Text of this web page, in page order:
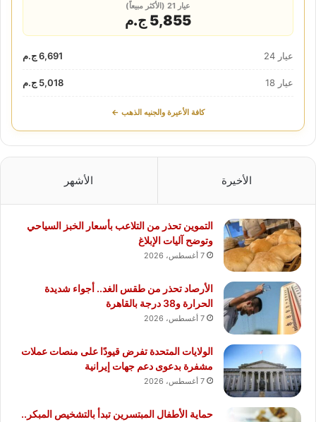
عيار 21 (الأكثر مبيعاً)
5,855 ج.م
عيار 24 6,691 ج.م
عيار 18 5,018 ج.م
كافة الأعيرة والجنيه الذهب ←
الأخيرة الأشهر
التموين تحذر من التلاعب بأسعار الخبز السياحي
وتوضح آليات الإبلاغ
7 أغسطس، 2026
الأرصاد تحذر من طقس الغد.. أجواء شديدة
الحرارة و38 درجة بالقاهرة
7 أغسطس، 2026
الولايات المتحدة تفرض قيودًا على منصات عملات
مشفرة بدعوى دعم جهات إيرانية
7 أغسطس، 2026
حماية الأطفال المبتسرين تبدأ بالتشخيص المبكر..